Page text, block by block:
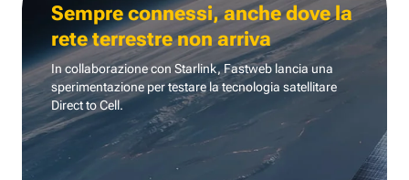
Sempre connessi, anche dove la
rete terrestre non arriva
In collaborazione con Starlink, Fastweb lancia una
sperimentazione per testare la tecnologia satellitare
Direct to Cell.